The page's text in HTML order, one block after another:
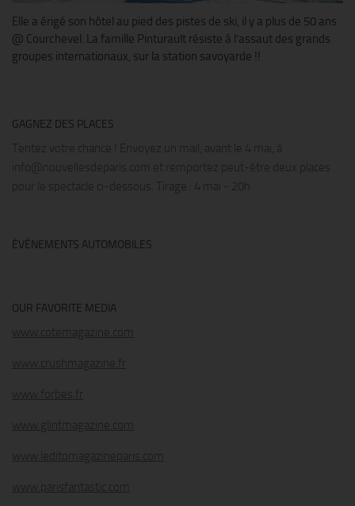
Elle a érigé son hôtel au pied des pistes de ski, il y a plus de 50 ans
@ Courchevel. La famille Pinturault résiste à l’assaut des grands
groupes internationaux, sur la station savoyarde !!
GAGNEZ DES PLACES
Tentez votre chance ! Envoyez un mail, avant le 4 mai, à
info@nouvellesdeparis.com et remportez peut-être deux places
pour le spectacle ci-dessous. Tirage : 4 mai - 20h
ÉVÉNEMENTS AUTOMOBILES
OUR FAVORITE MEDIA
www.cotemagazine.com
www.crushmagazine.fr
www.forbes.fr
www.glintmagazine.com
www.leditomagazineparis.com
www.parisfantastic.com